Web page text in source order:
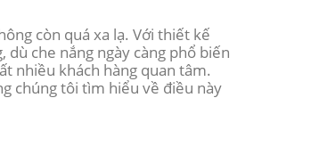
còn quá xa lạ. Với thiết kế
dù che nắng ngày càng phổ biến
nhiều khách hàng quan tâm.
chúng tôi tìm hiểu về điều này